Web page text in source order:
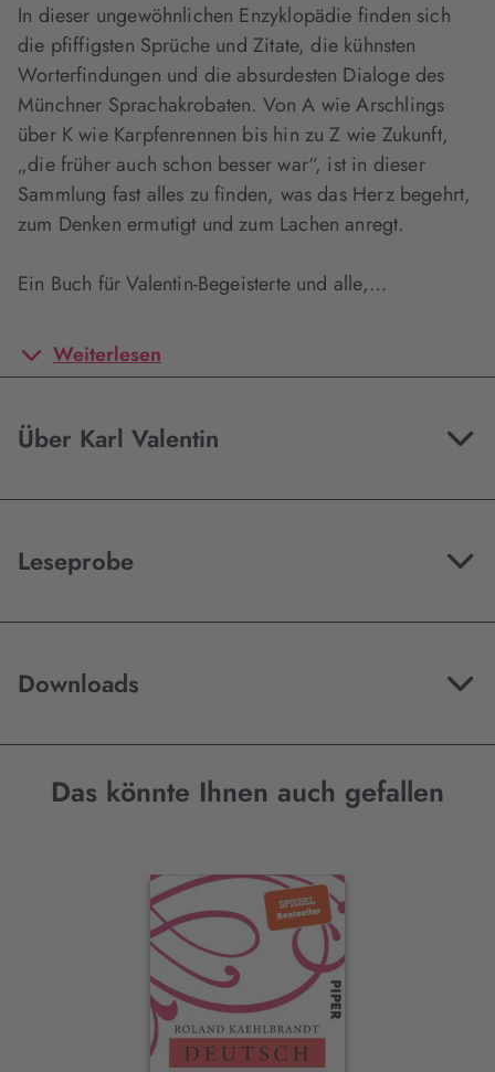
In dieser ungewöhnlichen Enzyklopädie finden sich
die pfiffigsten Sprüche und Zitate, die kühnsten
Worterfindungen und die absurdesten Dialoge des
Münchner Sprachakrobaten. Von A wie Arschlings
über K wie Karpfenrennen bis hin zu Z wie Zukunft,
„die früher auch schon besser war“, ist in dieser
Sammlung fast alles zu finden, was das Herz begehrt,
zum Denken ermutigt und zum Lachen anregt.
Ein Buch für Valentin-Begeisterte und alle,…
Weiterlesen
Über Karl Valentin
Leseprobe
Downloads
Das könnte Ihnen auch gefallen
Interaktives